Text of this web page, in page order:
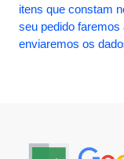
itens que constam
seu pedido
enviaremos os